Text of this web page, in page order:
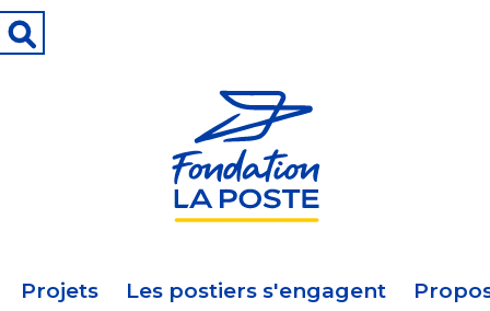
Projets Les postiers s'engagent